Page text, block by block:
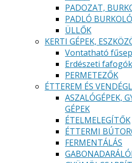
PADOZAT,
PADLÓ
ÜLLŐK
KERTI GÉPEK,
Vontatható
Erdészeti fafogók
PERMETEZŐK
ÉTTEREM ÉS
ASZALÓGÉPEK,
GÉPEK
ÉTELMELEGÍTŐK
ÉTTERMI
FERMENTÁLÁS